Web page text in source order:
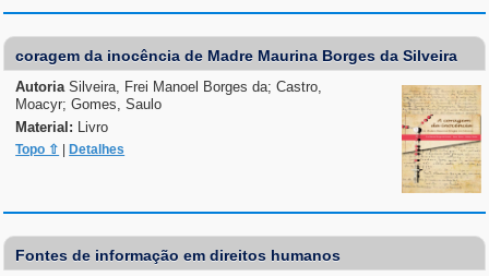
coragem da inocência de Madre Maurina Borges da Silveira
AutoriaSilveira, Frei Manoel Borges da; Castro,
Moacyr; Gomes, Saulo
Material:
Livro
Topo ⇧ Detalhes
Fontes de informação em direitos humanos